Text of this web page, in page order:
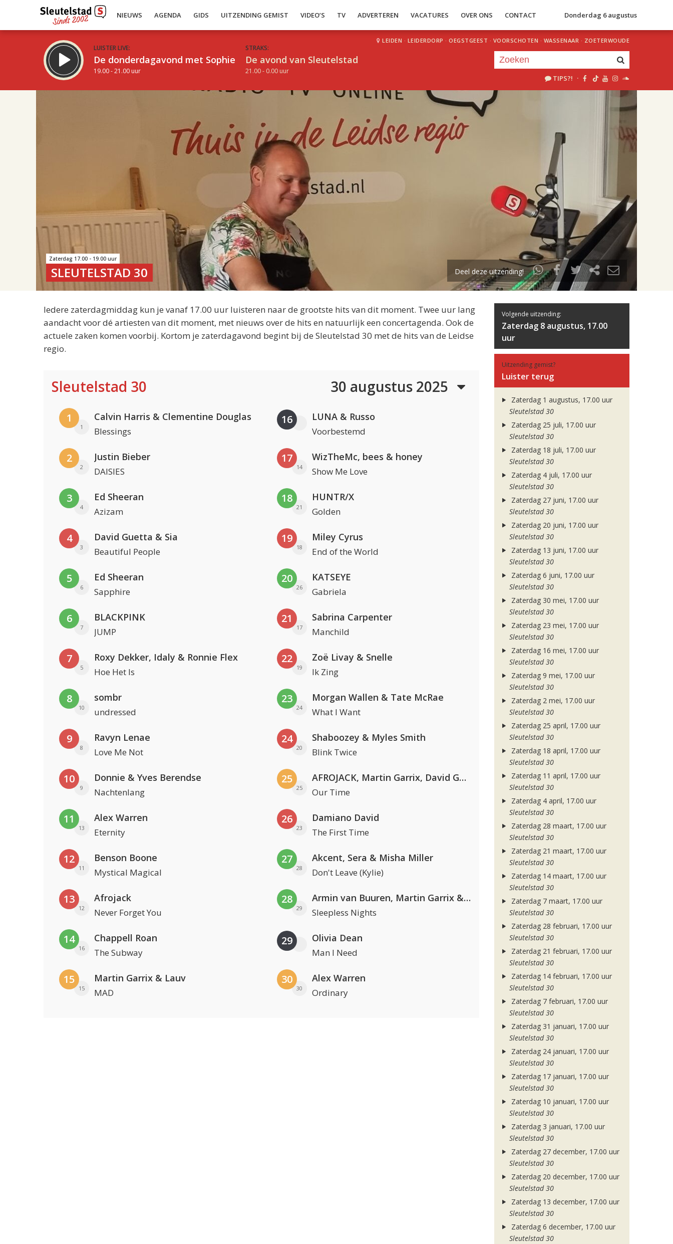
NIEUWS AGENDA GIDS UITZENDING GEMIST VIDEO’S TV ADVERTEREN VACATURES OVER ONS CONTACT Donderdag 6 augustus
LUISTER LIVE:
De donderdagavond met Sophie
19.00 - 21.00 uur
STRAKS:
De avond van Sleutelstad
21.00 - 0.00 uur
LEIDEN · LEIDERDORP · OEGSTGEEST · VOORSCHOTEN · WASSENAAR · ZOETERWOUDE
TIPS?! ·
uur 1 van 2
Volgend uur
Zaterdag 17.00 - 19.00 uur
SLEUTELSTAD 30 Deel deze uitzending!
Iedere zaterdagmiddag kun je vanaf 17.00 uur luisteren naar de grootste hits van dit moment. Twee uur lang
aandacht voor dé artiesten van dit moment, met nieuws over de hits en natuurlijk een concertagenda. Ook de
actuele zaken komen voorbij. Kortom je zaterdagavond begint bij de Sleutelstad 30 met de hits van de Leidse
regio.
Sleutelstad 30 30 augustus 2025
1
1
Calvin Harris & Clementine Douglas
Blessings
2
2
Justin Bieber
DAISIES
3
4
Ed Sheeran
Azizam
4
3
David Guetta & Sia
Beautiful People
5
6
Ed Sheeran
Sapphire
6
7
BLACKPINK
JUMP
7
5
Roxy Dekker, Idaly & Ronnie Flex
Hoe Het Is
8
10
sombr
undressed
9
8
Ravyn Lenae
Love Me Not
10
9
Donnie & Yves Berendse
Nachtenlang
11
13
Alex Warren
Eternity
12
11
Benson Boone
Mystical Magical
13
12
Afrojack
Never Forget You
14
16
Chappell Roan
The Subway
15
15
Martin Garrix & Lauv
MAD
16 LUNA & Russo
Voorbestemd
17
14
WizTheMc, bees & honey
Show Me Love
18
21
HUNTR/X
Golden
19
18
Miley Cyrus
End of the World
20
26
KATSEYE
Gabriela
21
17
Sabrina Carpenter
Manchild
22
19
Zoë Livay & Snelle
Ik Zing
23
24
Morgan Wallen & Tate McRae
What I Want
24
20
Shaboozey & Myles Smith
Blink Twice
25
25
AFROJACK, Martin Garrix, David Guetta & Amél
Our Time
26
23
Damiano David
The First Time
27
28
Akcent, Sera & Misha Miller
Don't Leave (Kylie)
28
29
Armin van Buuren, Martin Garrix & Libby Whitehouse
Sleepless Nights
29 Olivia Dean
Man I Need
30
30
Alex Warren
Ordinary
Volgende uitzending:
Zaterdag 8 augustus, 17.00
uur
Uitzending gemist?
Luister terug
Zaterdag 1 augustus, 17.00 uur
Sleutelstad 30
Zaterdag 25 juli, 17.00 uur
Sleutelstad 30
Zaterdag 18 juli, 17.00 uur
Sleutelstad 30
Zaterdag 4 juli, 17.00 uur
Sleutelstad 30
Zaterdag 27 juni, 17.00 uur
Sleutelstad 30
Zaterdag 20 juni, 17.00 uur
Sleutelstad 30
Zaterdag 13 juni, 17.00 uur
Sleutelstad 30
Zaterdag 6 juni, 17.00 uur
Sleutelstad 30
Zaterdag 30 mei, 17.00 uur
Sleutelstad 30
Zaterdag 23 mei, 17.00 uur
Sleutelstad 30
Zaterdag 16 mei, 17.00 uur
Sleutelstad 30
Zaterdag 9 mei, 17.00 uur
Sleutelstad 30
Zaterdag 2 mei, 17.00 uur
Sleutelstad 30
Zaterdag 25 april, 17.00 uur
Sleutelstad 30
Zaterdag 18 april, 17.00 uur
Sleutelstad 30
Zaterdag 11 april, 17.00 uur
Sleutelstad 30
Zaterdag 4 april, 17.00 uur
Sleutelstad 30
Zaterdag 28 maart, 17.00 uur
Sleutelstad 30
Zaterdag 21 maart, 17.00 uur
Sleutelstad 30
Zaterdag 14 maart, 17.00 uur
Sleutelstad 30
Zaterdag 7 maart, 17.00 uur
Sleutelstad 30
Zaterdag 28 februari, 17.00 uur
Sleutelstad 30
Zaterdag 21 februari, 17.00 uur
Sleutelstad 30
Zaterdag 14 februari, 17.00 uur
Sleutelstad 30
Zaterdag 7 februari, 17.00 uur
Sleutelstad 30
Zaterdag 31 januari, 17.00 uur
Sleutelstad 30
Zaterdag 24 januari, 17.00 uur
Sleutelstad 30
Zaterdag 17 januari, 17.00 uur
Sleutelstad 30
Zaterdag 10 januari, 17.00 uur
Sleutelstad 30
Zaterdag 3 januari, 17.00 uur
Sleutelstad 30
Zaterdag 27 december, 17.00 uur
Sleutelstad 30
Zaterdag 20 december, 17.00 uur
Sleutelstad 30
Zaterdag 13 december, 17.00 uur
Sleutelstad 30
Zaterdag 6 december, 17.00 uur
Sleutelstad 30